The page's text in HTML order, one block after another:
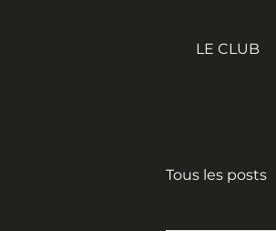
LE CLUB
Tous les posts